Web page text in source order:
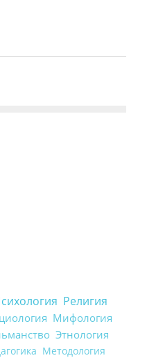
Религия
Мифология
Этнология
Методология